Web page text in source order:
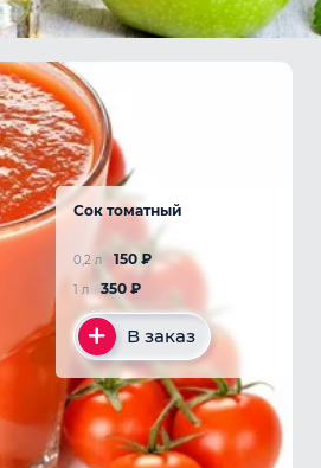
Сок томатный
150 ₽
0,2 л
350 ₽
1 л
В заказ